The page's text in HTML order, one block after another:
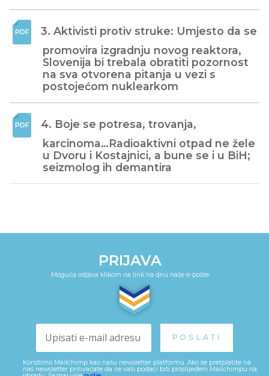
3. Aktivisti protiv struke: Umjesto da se
promovira izgradnju novog reaktora,
Slovenija bi trebala obratiti pozornost
na sva otvorena pitanja u vezi s
postojećom nuklearkom
4. Boje se potresa, trovanja,
karcinoma…Radioaktivni otpad ne žele
u Dvoru i Kostajnici, a bune se i u BiH;
seizmolog ih demantira
PRIJAVA
Moguća odjava klikom na link na dnu naše e-pošte
Koristimo Mailchimp kao našu newsletter platformu. Ako se pretplatite na
naš newsletter prihvaćate da će vaši podaci biti proslijeđeni Mailchimpu na